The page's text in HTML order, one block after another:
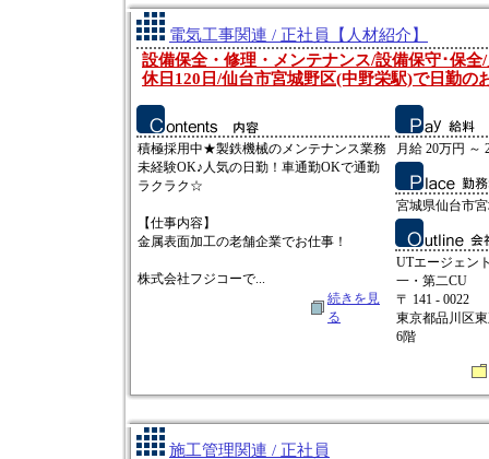
電気工事関連 / 正社員【人材紹介】
設備保全・修理・メンテナンス/設備保守･保全
休日120日/仙台市宮城野区(中野栄駅)で日勤の
積極採用中★製鉄機械のメンテナンス業務
未経験OK♪人気の日勤！車通勤OKで通勤
ラクラク☆
【仕事内容】
金属表面加工の老舗企業でお仕事！
株式会社フジコーで...
続きを見
る
月給 20万円 ～
宮城県仙台市
UTエージェン
一・第二CU
〒 141 - 0022
東京都品川区
6階
施工管理関連 / 正社員